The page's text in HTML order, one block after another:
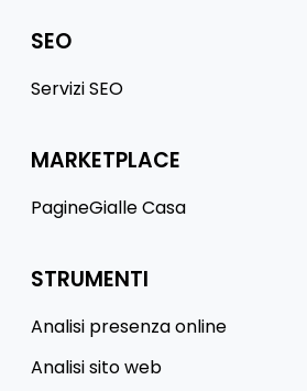
SEO
Servizi SEO
MARKETPLACE
PagineGialle Casa
STRUMENTI
Analisi presenza online
Analisi sito web